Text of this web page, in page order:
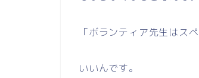
「ボランティア先生はス
いいんです。